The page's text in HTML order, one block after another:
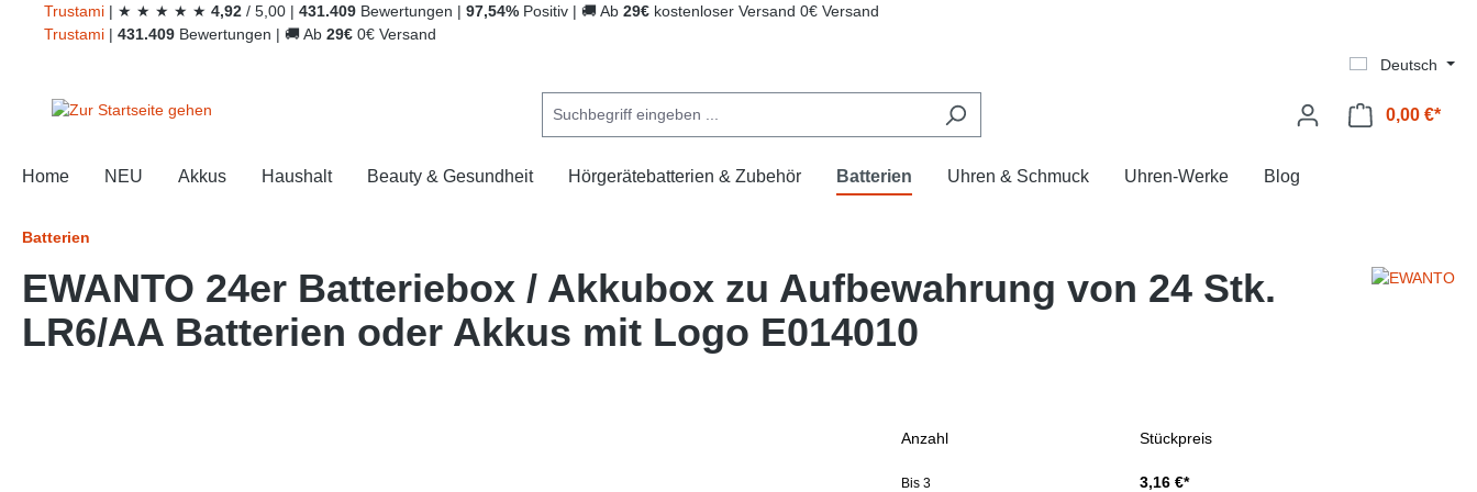
Zur Hauptnavigation springen
Trustami | ★ ★ ★ ★ ★ 4,92 / 5,00 | 431.409 Bewertungen | 97,54% Positiv | 🚚 Ab 29€ kostenloser Versand 0€ Versand
Trustami | 431.409 Bewertungen | 🚚 Ab 29€ 0€ Versand
Deutsch
0,00 €*
Home NEU Akkus Haushalt Beauty & Gesundheit Hörgerätebatterien & Zubehör Batterien Uhren & Schmuck Uhren-Werke Blog
Batterien
EWANTO 24er Batteriebox / Akkubox zu Aufbewahrung von 24 Stk.
LR6/AA Batterien oder Akkus mit Logo E014010
Anzahl Stückpreis
Bis 3 3,16 €*